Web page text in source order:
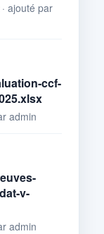
ajouté par
ccf-
admin
v-
admin